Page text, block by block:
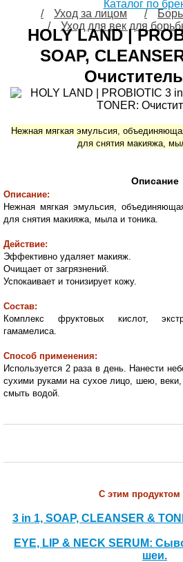
Каталог по
Уход за лицом
Уход для век для
HOLY LAND |
SOAP,
Нежная мягкая эмульсия,
для снятия макияжа,
Описание
Описание:
Нежная мягкая эмульсия,
для снятия макияжа, мыла и тоника.
Действие:
Эффективно удаляет макияж.
Очищает от загрязнений.
Успокаивает и тонизирует кожу.
Состав:
Комплекс фруктовых кислот,
гамамелиса.
Способ применения:
Используется 2 раза в день. Нанести
сухими руками на сухое лицо, шею,
смыть водой.
С этим продуктом
3 in 1, SOAP, CLEANSER &
EYE, LIP & NECK SERUM:
шеи.